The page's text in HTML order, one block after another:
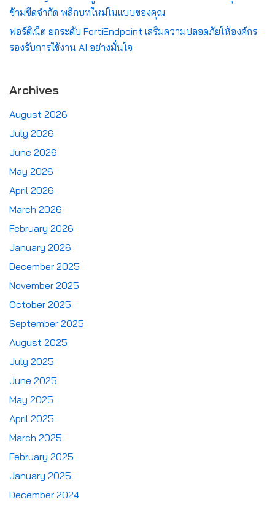
ข้ามขีดจำกัด พลิกบทใหม่ในแบบของคุณ
ฟอร์ติเน็ต ยกระดับ FortiEndpoint เสริมความปลอดภัยให้องค์กร
รองรับการใช้งาน AI อย่างมั่นใจ
Archives
August 2026
July 2026
June 2026
May 2026
April 2026
March 2026
February 2026
January 2026
December 2025
November 2025
October 2025
September 2025
August 2025
July 2025
June 2025
May 2025
April 2025
March 2025
February 2025
January 2025
December 2024